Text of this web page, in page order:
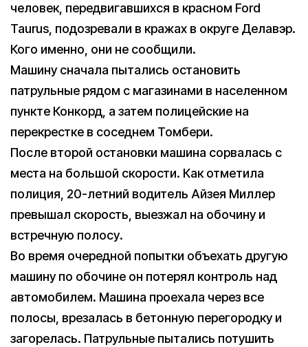
человек, передвигавшихся в красном Ford
Taurus, подозревали в кражах в округе Делавэр.
Кого именно, они не сообщили.
Машину сначала пытались остановить
патрульные рядом с магазинами в населенном
пункте Конкорд, а затем полицейские на
перекрестке в соседнем Томбери.
После второй остановки машина сорвалась с
места на большой скорости. Как отметила
полиция, 20-летний водитель Айзея Миллер
превышал скорость, выезжал на обочину и
встречную полосу.
Во время очередной попытки объехать другую
машину по обочине он потерял контроль над
автомобилем. Машина проехала через все
полосы, врезалась в бетонную перегородку и
загорелась. Патрульные пытались потушить